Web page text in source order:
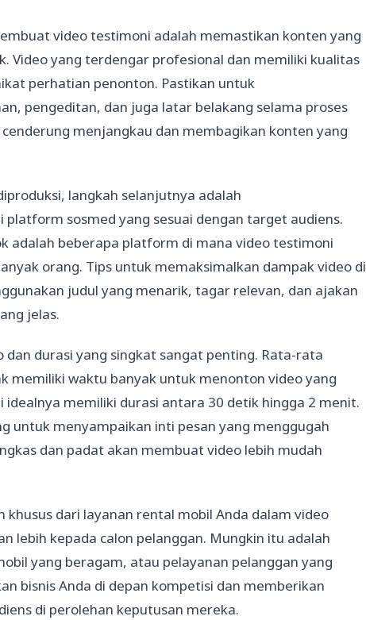
video testimoni adalah memastikan konten yang
Video yang terdengar profesional dan memiliki kualitas
perhatian penonton. Pastikan untuk
pengeditan, dan juga latar belakang selama proses
menjangkau dan membagikan konten yang
langkah selanjutnya adalah
sosmed yang sesuai dengan target audiens.
adalah beberapa platform di mana video testimoni
orang. Tips untuk memaksimalkan dampak video di
judul yang menarik, tagar relevan, dan ajakan
jelas.
dan durasi yang singkat sangat penting. Rata-rata
memiliki waktu banyak untuk menonton video yang
idealnya memiliki durasi antara 30 detik hingga 2 menit.
untuk menyampaikan inti pesan yang menggugah
dan padat akan membuat video lebih mudah
khusus dari layanan rental mobil Anda dalam video
lebih kepada calon pelanggan. Mungkin itu adalah
yang beragam, atau pelayanan pelanggan yang
bisnis Anda di depan kompetisi dan memberikan
di perolehan keputusan mereka.